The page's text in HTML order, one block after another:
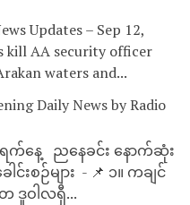
Updates – Sep 12,
kill AA security officer
waters and...
Daily News by Radio
က်နေ့ ညနေခင်း နောက်ဆုံး
းစဉ်များ - 📌 ၁။ ကချင်
ဒူဝါလရှီ...